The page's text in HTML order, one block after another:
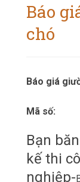
Báo
chó
Báo giá
Mã số:
Bạn
kế thi
nghiệp-